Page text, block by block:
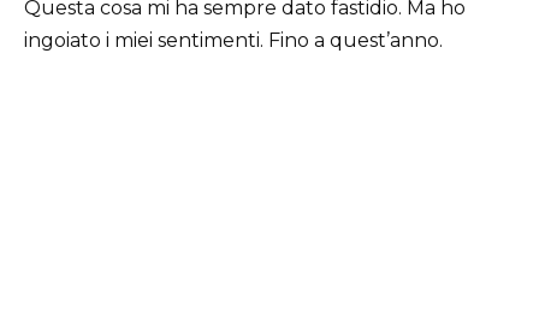
Questa cosa mi ha sempre dato fastidio. Ma ho
ingoiato i miei sentimenti. Fino a quest’anno.